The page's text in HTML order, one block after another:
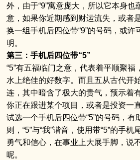
外，由于“9”寓意庞大，所以它本身也
意，如果你近期感到财运流失，或者
换一组手机后四位带“9”的号码，或
明。
第三：手机后四位带“5”
“5”有五福临门之意，代表着平顺聚
水上绝佳的好数字。而且五从古代开
连，其中暗含了极大的贵气，预示着
你正在跟进某个项目，或者是投资一
试选一个手机后四位带“5”的号码，有
则，“5”与“我”谐音，使用带“5”的手
勇气和信心，在事业上大展手脚，说
呢。